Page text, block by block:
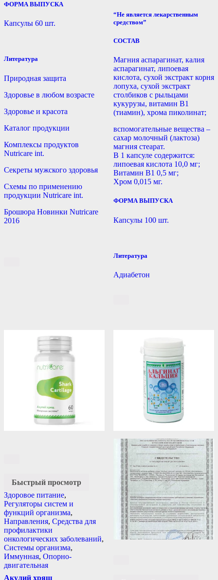
ФОРМА ВЫПУСКА
Капсулы 60 шт.
Литература
Природная защита
Здоровье в любом возрасте
Здоровье и красота
Каталог продукции
Комплексы продуктов
Nutricare int.
Секреты мужского здоровья
Схемы по применению
продукции Nutricare int.
Брошюра Новинки Nutricare
2016
“Не является лекарственным
средством”
СОСТАВ
Магния аспарагинат, калия
аспарагинат, липоевая
кислота, сухой экстракт корня
лопуха, сухой экстракт
столбиков c рыльцами
кукурузы, витамин В1
(тиамин), хрома пиколинат;
вспомогательные вещества –
сахар молочный (лактоза)
магния стеарат.
В 1 капсуле содержится:
липоевая кислота 10,0 мг;
Витамин В1 0,5 мг;
Хром 0,015 мг.
ФОРМА ВЫПУСКА
Капсулы 100 шт.
Литература
Адиабетон
Быстрый просмотр
Здоровое питание,
Регуляторы систем и
функций организма,
Направления, Средства для
профилактики
онкологических заболеваний,
Системы организма,
Иммунная, Опорно-
двигательная
Акулий хрящ